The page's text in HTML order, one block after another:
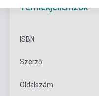
Termékjellemzők
ISBN
Szerző
Oldalszám